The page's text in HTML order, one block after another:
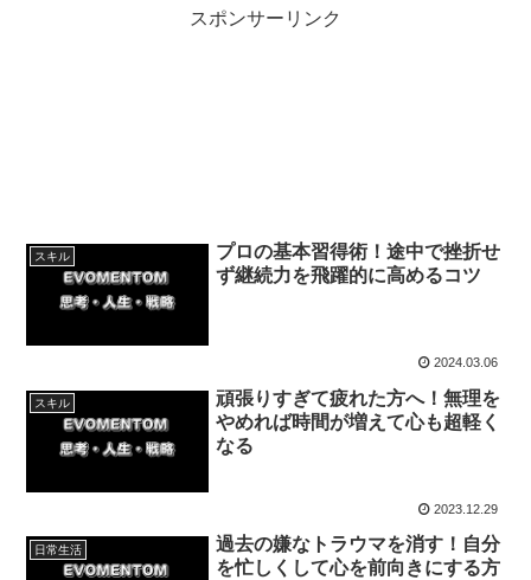
スポンサーリンク
スキル
プロの基本習得術！途中で挫折せ
ず継続力を飛躍的に高めるコツ
2024.03.06
スキル
頑張りすぎて疲れた方へ！無理を
やめれば時間が増えて心も超軽く
なる
2023.12.29
日常生活
過去の嫌なトラウマを消す！自分
を忙しくして心を前向きにする方